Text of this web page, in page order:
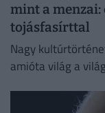
mint a
tojásfasírttal
Nagy
amióta világ a